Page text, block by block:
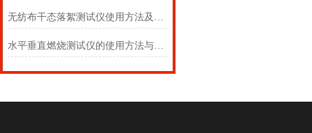
无纺布干态落絮测试仪使用方法及注意事项详解
水平垂直燃烧测试仪的使用方法与注意事项